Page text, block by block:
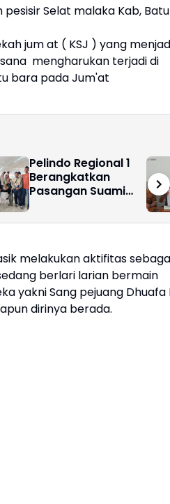
Selat malaka Kab, Batu
jum at ( KSJ ) yang
mengharukan terjadi di
bara pada Jum'at
Pelindo Regional 1
Berangkatkan
Pasangan Suami
Umroh Ramadhan
melakukan aktifitas
berlari larian bermain
yakni Sang pejuang Dhuafa
dirinya berada.